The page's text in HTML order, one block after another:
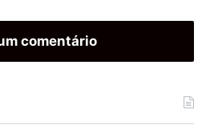
comentário